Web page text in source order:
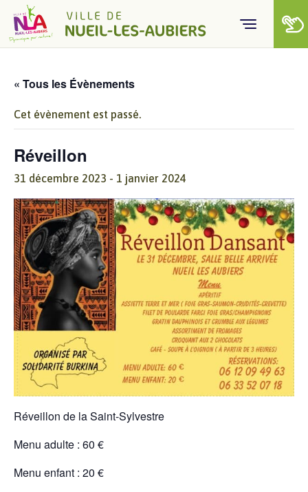
Skip to content
« Tous les Évènements
Cet évènement est passé.
Réveillon
31 décembre 2023 - 1 janvier 2024
Réveillon de la Saint-Sylvestre
Menu adulte : 60 €
Menu enfant : 20 €